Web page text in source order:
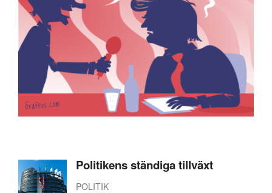
Politikens ständiga tillväxt
POLITIK